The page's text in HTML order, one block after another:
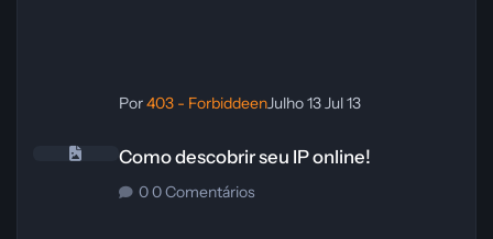
Por403 - ForbiddeenJulho 13Jul 13
Como descobrir seu IP online!
0 Comentários